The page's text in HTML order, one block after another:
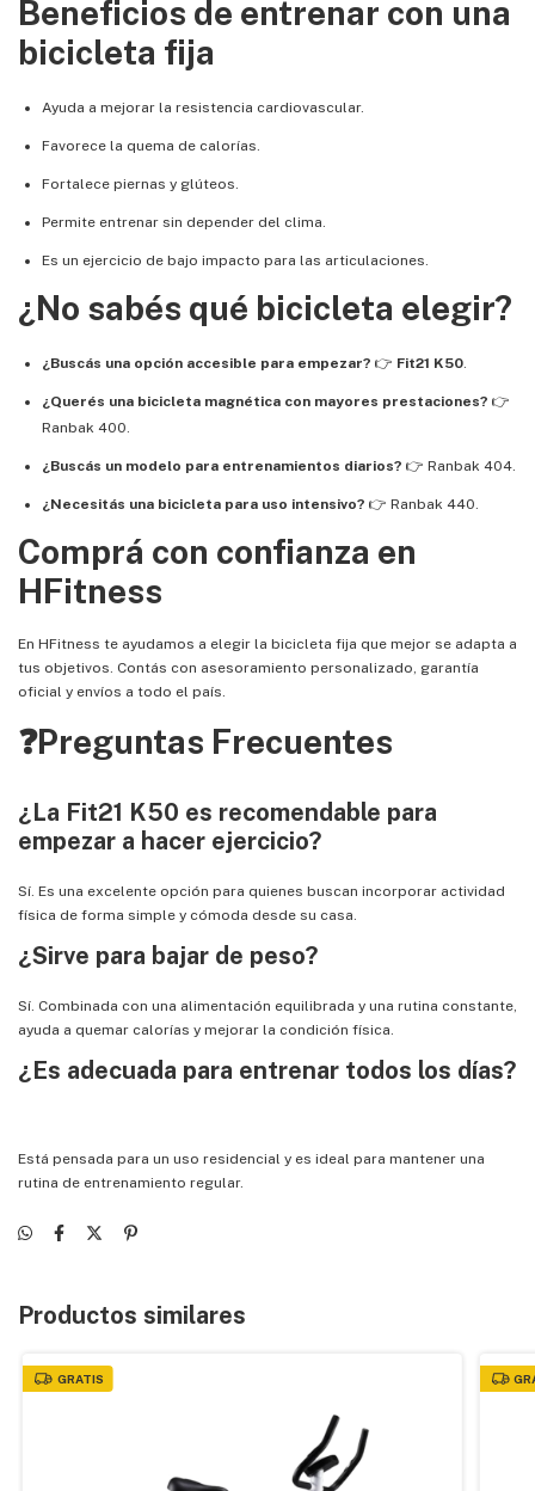
Beneficios de entrenar con una
bicicleta fija
Ayuda a mejorar la resistencia cardiovascular.
Favorece la quema de calorías.
Fortalece piernas y glúteos.
Permite entrenar sin depender del clima.
Es un ejercicio de bajo impacto para las articulaciones.
¿No sabés qué bicicleta elegir?
¿Buscás una opción accesible para empezar? 👉 Fit21 K50
¿Querés una bicicleta magnética con mayores prestaciones? 👉
Ranbak 400
¿Buscás un modelo para entrenamientos diarios? 👉 Ranbak 404
¿Necesitás una bicicleta para uso intensivo? 👉 Ranbak 440
Comprá con confianza en
HFitness
En HFitness te ayudamos a elegir la bicicleta fija que mejor se adapta a
tus objetivos. Contás con asesoramiento personalizado, garantía
oficial y envíos a todo el país.
❓Preguntas Frecuentes
¿La Fit21 K50 es recomendable para
empezar a hacer ejercicio?
Sí. Es una excelente opción para quienes buscan incorporar actividad
física de forma simple y cómoda desde su casa.
¿Sirve para bajar de peso?
Sí. Combinada con una alimentación equilibrada y una rutina constante,
ayuda a quemar calorías y mejorar la condición física.
¿Es adecuada para entrenar todos los días?
Está pensada para un uso residencial y es ideal para mantener una
rutina de entrenamiento regular.
Productos similares
GRATIS